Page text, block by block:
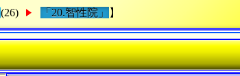
(26) 「20.智性院」 】